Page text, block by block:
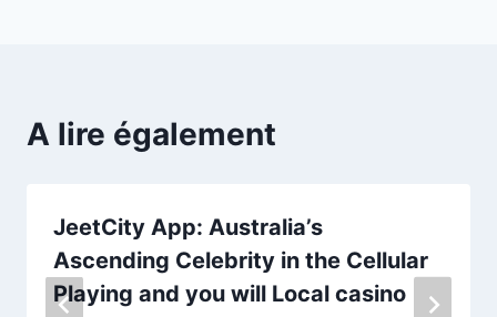
A lire également
JeetCity App: Australia’s
Ascending Celebrity in the Cellular
Playing and you will Local casino